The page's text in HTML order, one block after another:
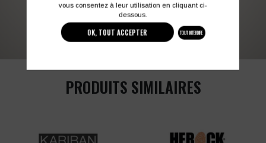
contact@colbleu.fr
PRODUITS SIMILAIRES
vous consentez à leur utilisation en cliquant ci-
dessous.
OK, TOUT ACCEPTER TOUT INTERDIRE